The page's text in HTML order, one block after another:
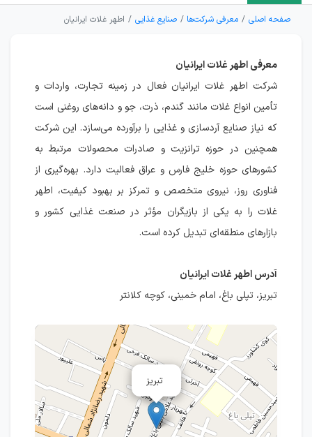
صفحه اصلی معرفی شرکت‌ها صنایع غذایی اطهر غلات ایرانیان
معرفی اطهر غلات ایرانیان
شرکت اطهر غلات ایرانیان فعال در زمینه تجارت، واردات و
تأمین انواع غلات مانند گندم، ذرت، جو و دانه‌های روغنی است
که نیاز صنایع آردسازی و غذایی را برآورده می‌سازد. این شرکت
همچنین در حوزه ترانزیت و صادرات محصولات مرتبط به
کشورهای حوزه خلیج فارس و عراق فعالیت دارد. بهره‌گیری از
فناوری روز، نیروی متخصص و تمرکز بر بهبود کیفیت، اطهر
غلات را به یکی از بازیگران مؤثر در صنعت غذایی کشور و
بازارهای منطقه‌ای تبدیل کرده است.
آدرس اطهر غلات ایرانیان
تبریز، تپلی باغ، امام خمینی، کوچه کلانتر
تبریز